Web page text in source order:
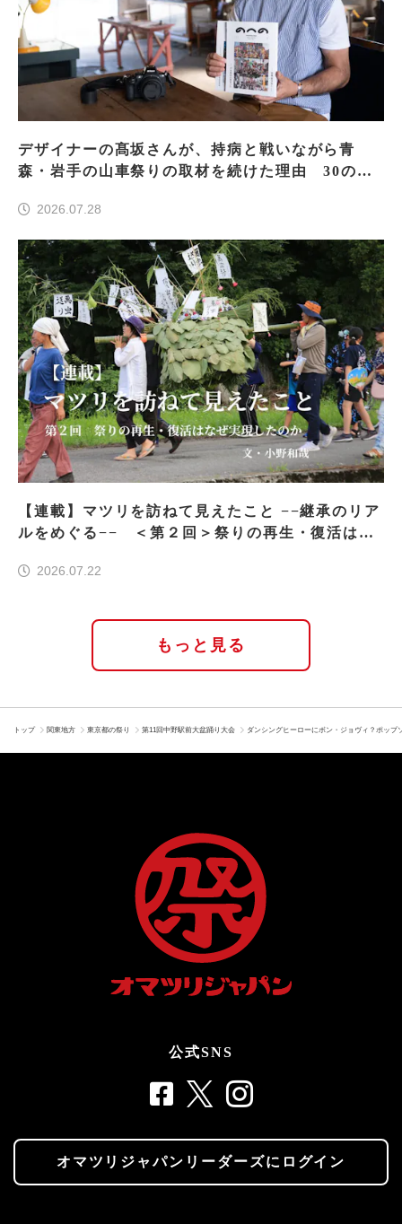
デザイナーの髙坂さんが、持病と戦いながら青
森・岩手の山車祭りの取材を続けた理由 30の山
2026.07.28
【連載】マツリを訪ねて見えたこと −−継承のリア
ルをめぐる−− ＜第２回＞祭りの再生・復活はな
2026.07.22
もっと見る
トップ 関東地方 東京都の祭り 第11回中野駅前大盆踊り大会 ダンシングヒーローにボン・ジョヴィ？ポップ
公式SNS
オマツリジャパンリーダーズにログイン